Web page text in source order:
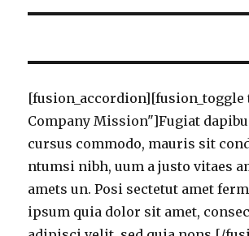
[fusion_accordion][fusion_toggle
Company Mission"]Fugiat
cursus commodo, mauris sit
ntumsi nibh, uum a justo vitaes
amets un. Posi sectetut amet
ipsum quia dolor sit amet,